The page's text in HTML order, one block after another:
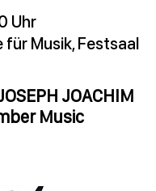
Uhr
für Musik, Festsaal
JOACHIM
Music